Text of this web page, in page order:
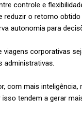
controle e
o retorno
autonomia para
corporativas
administrativas.
com mais
tendem a gerar